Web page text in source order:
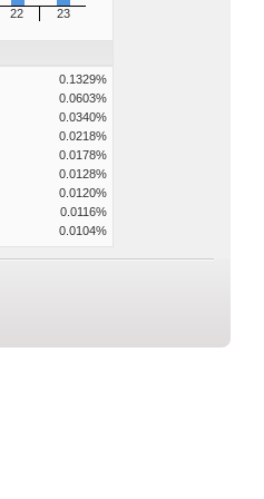
22
23
0.1329%
0.0603%
0.0340%
0.0218%
0.0178%
0.0128%
0.0120%
0.0116%
0.0104%